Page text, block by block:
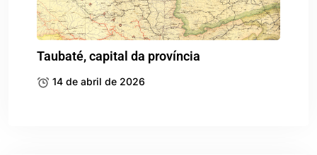
Taubaté, capital da província
14 de abril de 2026